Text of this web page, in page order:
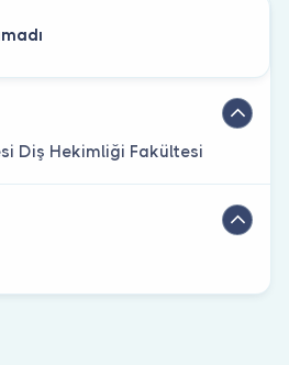
Diş Hekimliği Fakültesi